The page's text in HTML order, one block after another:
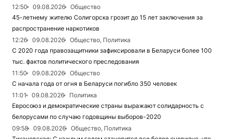
12:50
09.08.2026
Общество
45-летнему жителю Солигорска грозит до 15 лет заключения за
распространение наркотиков
12:26
09.08.2026
Общество, Политика
С 2020 года правозащитники зафиксировали в Беларуси более 100
тыс. фактов политического преследования
11:50
09.08.2026
Общество
С начала года от огня в Беларуси погибло 350 человек
11:01
09.08.2026
Политика
Евросоюз и демократические страны выражают солидарность с
белорусами по случаю годовщины выборов-2020
09:58
09.08.2026
Общество, Политика